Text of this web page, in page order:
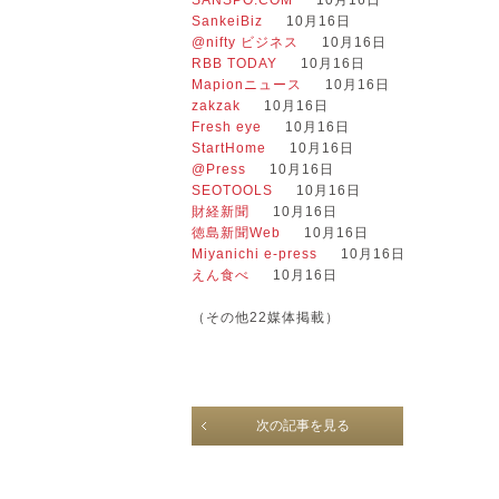
SankeiBiz
10月16日
@nifty ビジネス
10月16日
RBB TODAY
10月16日
Mapionニュース
10月16日
zakzak
10月16日
Fresh eye
10月16日
StartHome
10月16日
@Press
10月16日
SEOTOOLS
10月16日
財経新聞
10月16日
徳島新聞Web
10月16日
Miyanichi e-press
10月16日
えん食べ
10月16日
（その他22媒体掲載）
次の記事を見る